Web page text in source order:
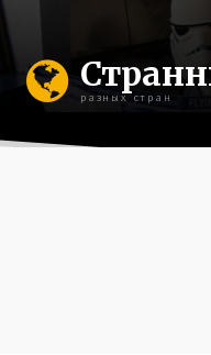
разных стран